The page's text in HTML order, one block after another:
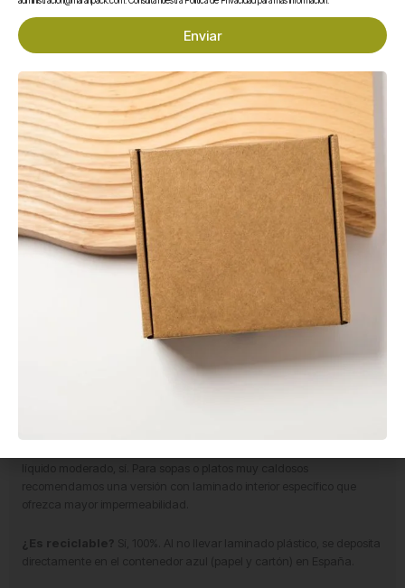
generosas
Por qué los negocios de delivery en España eligen
En formatos de gran capacidad, el cartón kraft ofrece una ventaja
clave frente al plástico: es más rígido proporcionalmente al peso del
envase, lo que significa que aguanta mejor el peso de platos
completos sin deformarse. Además, la imagen natural del kraft
comunica calidad y responsabilidad medioambiental, algo que cada
vez más clientes de delivery valoran al recibir su pedido.
Preguntas frecuentes sobre la ensaladera kraft
1000 ml
¿Viene con tapa incluida?
Sí. La ensaladera de 1000 ml incluye
su tapa, por lo que está lista para usar directamente en cocina para
take away y delivery sin necesidad de adquirir ningún complemento
¿Es suficientemente grande para un plato principal
Sí. Con 1000 ml de capacidad es el formato estándar
para un plato principal individual en servicios de take away y delivery
recomendamos una versión con laminado interior específico que
Enviar